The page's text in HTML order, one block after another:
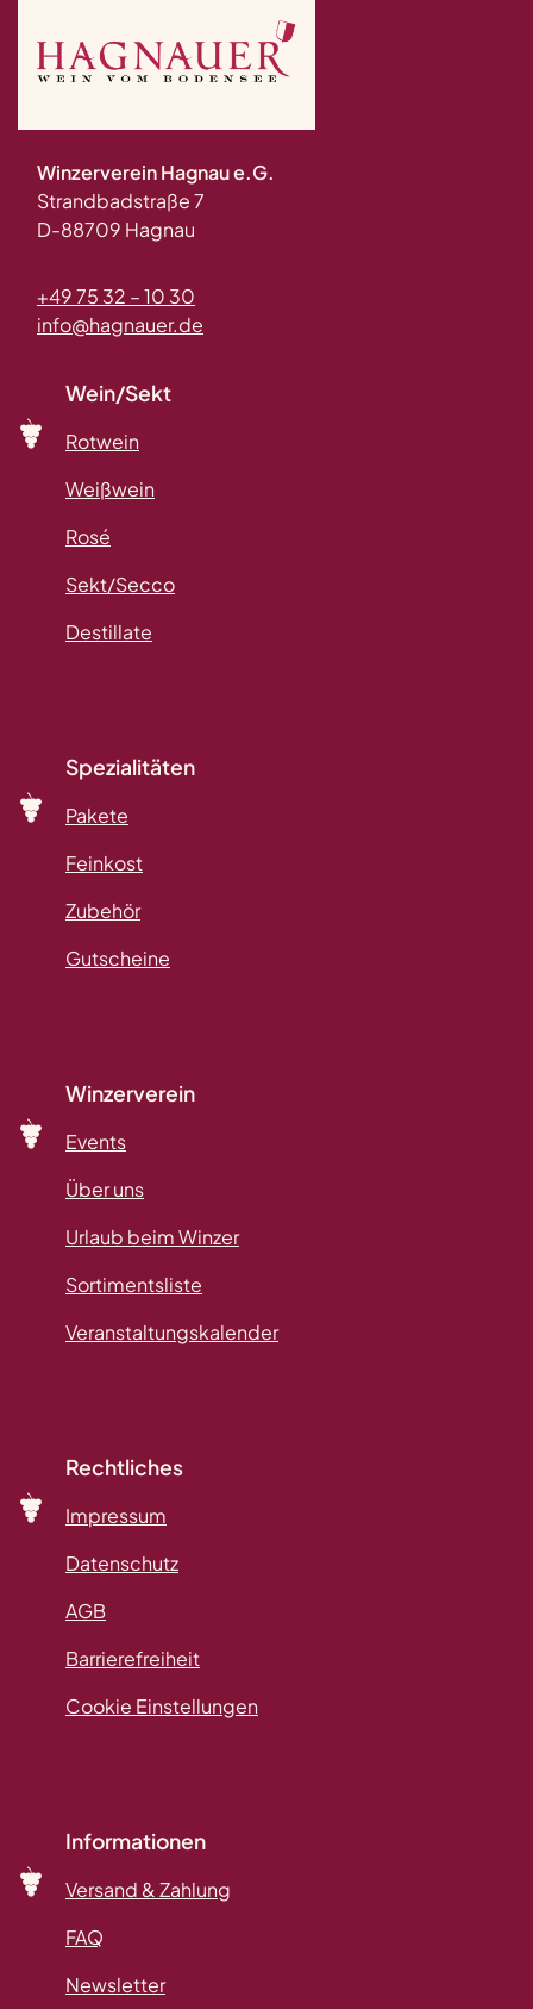
Winzerverein Hagnau e.G.
Strandbadstraße 7
D-88709 Hagnau
+49 75 32 – 10 30
info@hagnauer.de
Wein/Sekt
Rotwein
Weißwein
Rosé
Sekt/Secco
Destillate
Spezialitäten
Pakete
Feinkost
Zubehör
Gutscheine
Winzerverein
Events
Über uns
Urlaub beim Winzer
Sortimentsliste
Veranstaltungskalender
Rechtliches
Impressum
Datenschutz
AGB
Barrierefreiheit
Cookie Einstellungen
Informationen
Versand & Zahlung
FAQ
Newsletter